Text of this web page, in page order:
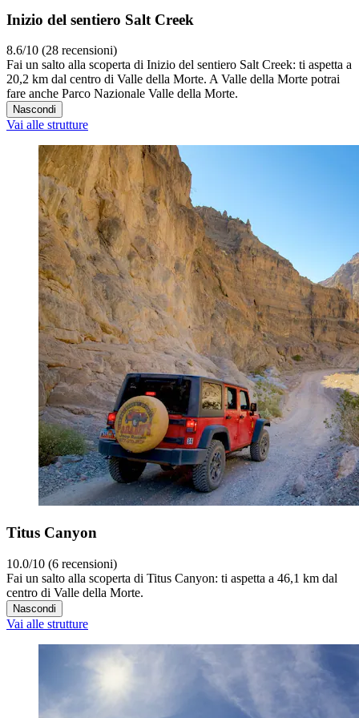
Inizio del sentiero Salt Creek
8.6/10 (28 recensioni)
Fai un salto alla scoperta di Inizio del sentiero Salt Creek: ti aspetta a
20,2 km dal centro di Valle della Morte. A Valle della Morte potrai
fare anche Parco Nazionale Valle della Morte.
Nascondi
Vai alle strutture
Titus Canyon
10.0/10 (6 recensioni)
Fai un salto alla scoperta di Titus Canyon: ti aspetta a 46,1 km dal
centro di Valle della Morte.
Nascondi
Vai alle strutture